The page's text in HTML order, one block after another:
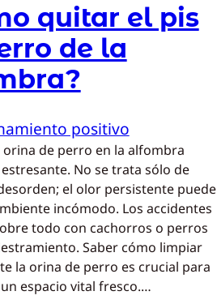
quitar el pis
de la
positivo
de perro en la alfombra
No se trata sólo de
el olor persistente puede
incómodo. Los accidentes
todo con cachorros o perros
Saber cómo limpiar
la orina de perro es crucial para
espacio vital fresco.…